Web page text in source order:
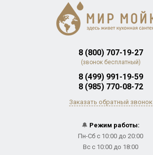
8 (800) 707-19-27
(звонок бесплатный)
8 (499) 991-19-59
8 (985) 770-08-72
Заказать обратный звонок
🔔 Режим работы:
Пн-Сб с 10:00 до 20:00
Вс с 10:00 до 18:00